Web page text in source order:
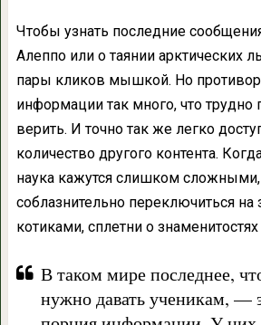
Чтобы узнать последние
Алеппо или о таянии арктических
пары кликов мышкой. Но
информации так много, что трудно
верить. И точно так же легко
количество другого контента.
наука кажутся слишком сложными,
соблазнительно переключиться
котиками, сплетни о
В таком мире последнее,
нужно давать ученикам, —